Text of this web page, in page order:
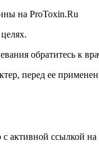
обратитесь к
перед ее
активной ссылкой на